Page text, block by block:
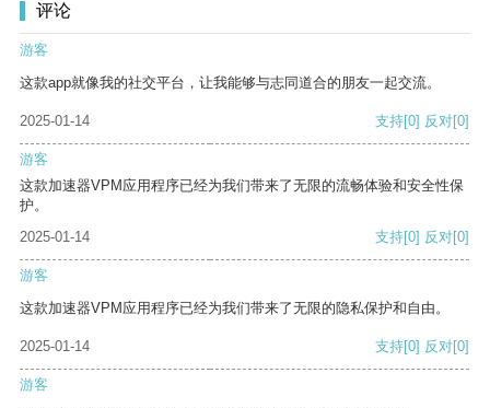
评论
游客
这款app就像我的社交平台，让我能够与志同道合的朋友一起交流。
2025-01-14 支持[0] 反对[0]
游客
这款加速器VPM应用程序已经为我们带来了无限的流畅体验和安全性保
护。
2025-01-14
支持[0] 反对[0]
游客
这款加速器VPM应用程序已经为我们带来了无限的隐私保护和自由。
2025-01-14 支持[0] 反对[0]
游客